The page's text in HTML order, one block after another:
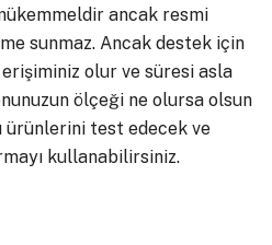
ancak resmi
sunmaz. Ancak destek için
olur ve süresi asla
ölçeği ne olursa olsun
ürünlerini test edecek ve
kullanabilirsiniz.